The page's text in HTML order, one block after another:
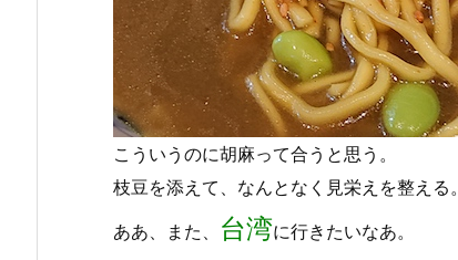
こういうのに胡麻って合うと思う。
枝豆を添えて、なんとなく見栄えを整える。
ああ、また、 台湾に行きたいなあ。